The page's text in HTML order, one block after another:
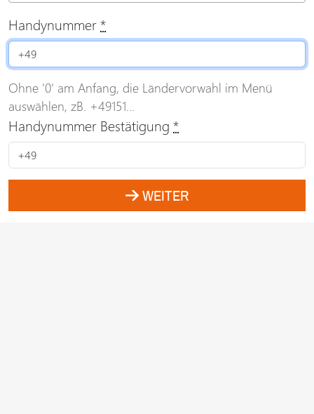
Handynummer*
Ohne '0' am Anfang, die Ländervorwahl im Menü
auswählen, zB. +49151...
Handynummer Bestätigung *
WEITER